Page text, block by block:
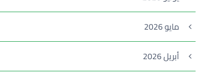
مايو 2026
أبريل 2026